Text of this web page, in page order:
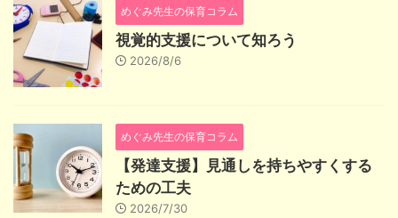
めぐみ先生の保育コラム
視覚的支援について知ろう
2026/8/6
めぐみ先生の保育コラム
【発達支援】見通しを持ちやすくする
ための工夫
2026/7/30